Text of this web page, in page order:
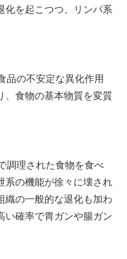
化を起こつつ、リンパ系
品の不安定な異化作用
、食物の基本物質を変質
調理された食物を食べ
系の機能が徐々に壊され
織の一般的な退化も加わ
い確率で胃ガンや腸ガン